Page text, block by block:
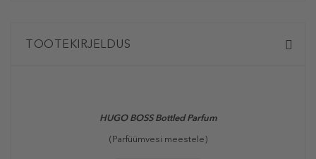
TOOTEKIRJELDUS
HUGO BOSSBottled Parfum
(Parfüümvesi meestele)